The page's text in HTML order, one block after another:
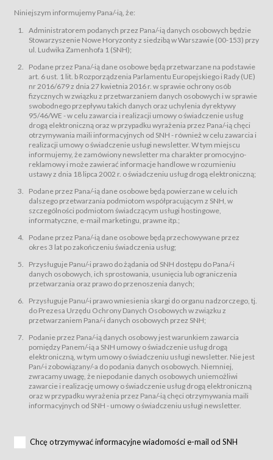
podmiotom z branży mediów i filmowej (Akredytacje);
Bilety – wybrane dokumenty potwierdzające zawarcie umowy z
Usługodawcą i uprawniające do wzięcia udziału w Wydarzeniu,
przewidziane przez Usługodawcę dla danego Wydarzenia, tj. uprawniające
do uczestnictwa w wielu albo w pojedynczych seansach filmowych,
Sklep – sklep internetowy prowadzony przez Usługodawcę w Serwisie;
Regulamin – niniejszy regulamin.
§ 2
Postanowienia ogólne
Regulamin określa zasady:
świadczenia Usługobiorcom Usług przez Usługodawcę, z
zastrzeżeniem usług, o których mowa w ust. 2 pkt. 4 i 5 poniżej, których
zasady świadczenia precyzują odrębne regulaminy,
przetwarzania przez Usługodawcę danych osobowych Usługobiorców
będących osobami fizycznymi.
świadczy Usługi drogą elektroniczną w rozumieniu ustawy z dnia 18 lipca
2002 r. o świadczeniu usług drogą elektroniczną (Dz.U. z 2002 r., Nr 144, poz.
1204, z późń. zm.). Usługi świadczone są nieodpłatnie.
usługę przeglądania i odczytywania przez Usługobiorców materiałów
zamieszczanych w Serwisie,
usługę utrzymywania konta użytkownika w Serwisie,
usługę newsletter,
usługę zawierania na odległość umów nabycia Karnetów i Biletów,
usługę zawierania na odległość umów sprzedaży w Sklepie.
dnia 18 lipca 2002 r. o świadczeniu usług drogą elektroniczną (Dz.U. z 2002
r., Nr 144, poz. 1204, z późń. zm.). Usługi świadczone są nieodpłatnie.
Na zasadach określonych w Regulaminie dostęp do Serwisu jest otwarty dla
Usługobiorca przed rozpoczęciem korzystania z Serwisu jest zobowiązany
zapoznać się z Regulaminem. Założenie konta w Serwisie oraz zamówienie
usługi newsletter za pośrednictwem przeznaczonego do tego formularza
zamieszczonego na stronach Serwisu dostępnych dla wszystkich
Usługobiorców wymaga akceptacji postanowień Regulaminu.
Usługobiorca zobowiązany jest do przestrzegania postanowień Regulaminu
od chwili rozpoczęcia korzystania z Serwisu.
Regulamin jest udostępniony Usługobiorcom nieodpłatnie za
Warunki techniczne korzystania z Usług
Niniejszym informujemy Pana/-ią, że:
Administratorem podanych przez Pana/-ią danych osobowych będzie
Stowarzyszenie Nowe Horyzonty z siedzibą w Warszawie (00-153) przy
ul. Ludwika Zamenhofa 1 (SNH);
Podane przez Pana/-ią dane osobowe będą przetwarzane na podstawie
art. 6 ust. 1 lit. b Rozporządzenia Parlamentu Europejskiego i Rady (UE)
nr 2016/679 z dnia 27 kwietnia 2016 r. w sprawie ochrony osób
fizycznych w związku z przetwarzaniem danych osobowych i w sprawie
swobodnego przepływu takich danych oraz uchylenia dyrektywy
95/46/WE - w celu zawarcia i realizacji umowy o świadczenie usług
drogą elektroniczną oraz w przypadku wyrażenia przez Pana/-ią chęci
otrzymywania maili informacyjnych od SNH - również w celu zawarcia i
realizacji umowy o świadczenie usługi newsletter. W tym miejscu
informujemy, że zamówiony newsletter ma charakter promocyjno-
reklamowy i może zawierać informacje handlowe w rozumieniu
ustawy z dnia 18 lipca 2002 r. o świadczeniu usług drogą elektroniczną;
Podane przez Pana/-ią dane osobowe będą powierzane w celu ich
dalszego przetwarzania podmiotom współpracującym z SNH, w
szczególności podmiotom świadczącym usługi hostingowe,
informatyczne, e-mail marketingu, prawne itp.;
Podane przez Pana/-ią dane osobowe będą przechowywane przez
okres 3 lat po zakończeniu świadczenia usług;
Przysługuje Panu/-i prawo do żądania od SNH dostępu do Pana/-i
danych osobowych, ich sprostowania, usunięcia lub ograniczenia
przetwarzania oraz prawo do przenoszenia danych;
Przysługuje Panu/-i prawo wniesienia skargi do organu nadzorczego, tj.
do Prezesa Urzędu Ochrony Danych Osobowych w związku z
przetwarzaniem Pana/-i danych osobowych przez SNH;
Podanie przez Pana/-ią danych osobowy jest warunkiem zawarcia
pomiędzy Panem/-ią a SNH umowy o świadczenie usług drogą
elektroniczną, w tym umowy o świadczeniu usługi newsletter. Nie jest
Pan/-i zobowiązany/-a do podania danych osobowych. Niemniej,
zwracamy uwagę, że niepodanie danych osobowych uniemożliwi
zawarcie i realizację umowy o świadczenie usług drogą elektroniczną
oraz w przypadku wyrażenia przez Pana/-ią chęci otrzymywania maili
informacyjnych od SNH - umowy o świadczeniu usługi newsletter.
Chcę otrzymywać informacyjne wiadomości e-mail od SNH